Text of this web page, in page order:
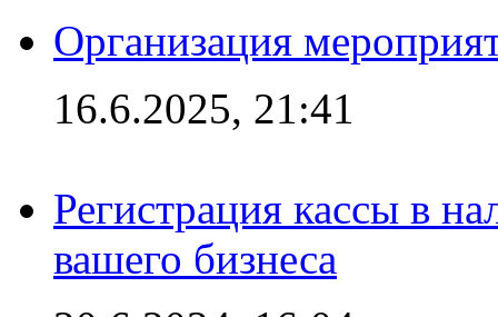
Организация
16.6.2025, 21:41
Регистрация кассы в
вашего бизнеса